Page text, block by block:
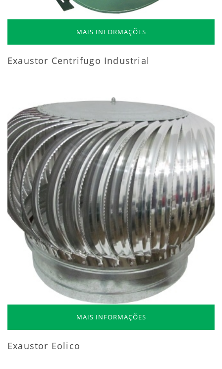
MAIS INFORMAÇÕES
Exaustor Centrifugo Industrial
MAIS INFORMAÇÕES
Exaustor Eolico